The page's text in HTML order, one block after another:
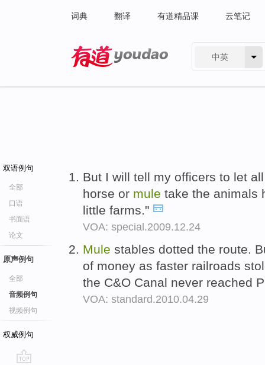
词典 翻译 有道精品课 云笔记
中英
双语例句
全部
口语
书面语
论文
原声例句
全部
音频例句
视频例句
权威例句
But I will tell my officers to let
horse or mule take the animals
little farms."
VOA: special.2009.12.24
Mule stables dotted the route.
of money as faster railroads
the C&O Canal never reached
VOA: standard.2010.04.29